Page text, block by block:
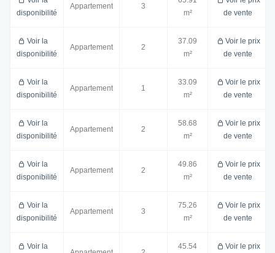
disponibilité
Appartement 3
m²
de vente
Voir la
disponibilité
Appartement 2
37.09
m²
Voir le prix
de vente
Voir la
disponibilité
Appartement 1
33.09
m²
Voir le prix
de vente
Voir la
disponibilité
Appartement 2
58.68
m²
Voir le prix
de vente
Voir la
disponibilité
Appartement 2
49.86
m²
Voir le prix
de vente
Voir la
disponibilité
Appartement 3
75.26
m²
Voir le prix
de vente
Voir la
45.54
Voir le prix